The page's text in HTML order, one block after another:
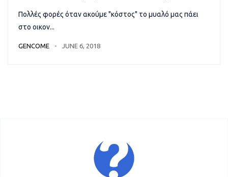
Πολλές φορές όταν ακούμε "κόστος" το μυαλό μας πάει
στο οικον...
GENCOME JUNE 6, 2018